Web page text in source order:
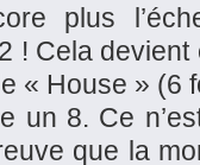
plus
! Cela
« House » (6
un 8. Ce
que la